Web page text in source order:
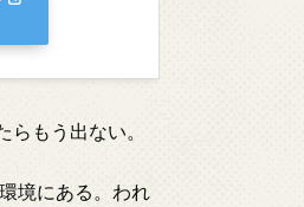
もう出ない。
境にある。われ